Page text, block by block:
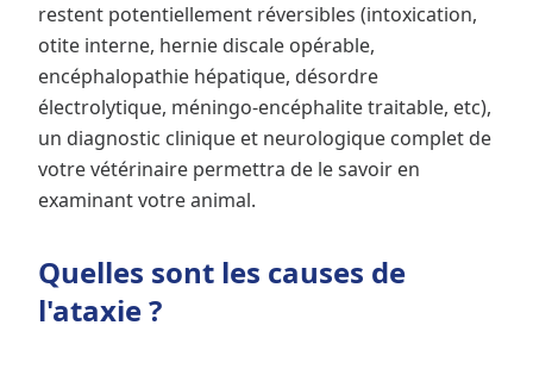
restent potentiellement réversibles (intoxication,
otite interne, hernie discale opérable,
encéphalopathie hépatique, désordre
électrolytique, méningo-encéphalite traitable, etc),
un diagnostic clinique et neurologique complet de
votre vétérinaire permettra de le savoir en
examinant votre animal.
Quelles sont les causes de
l'ataxie ?